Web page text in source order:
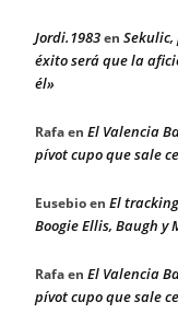
Jordi.1983en
éxito será que la
él»
Rafaen El Valencia
pívot cupo que sale
Eusebioen El
Boogie Ellis, Baugh
Rafaen El Valencia
pívot cupo que sale